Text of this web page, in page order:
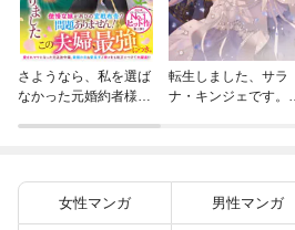
さようなら、私を選ば
なかった元婚約者様。
転生しました、サラ
ナ・キンジェです。ご
店共通特典SS付】
女性マンガ 男性マンガ